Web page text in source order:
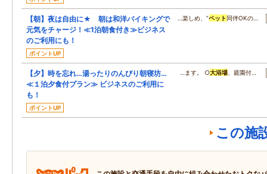
【朝】夜は自由に★ 朝は和洋バイキングで
元気をチャージ！≪1泊朝食付き≫ビジネス
のご利用にも！
ポイントUP
…楽しめ、”ペット 同伴OKの…
【夕】時を忘れ…湯ったりのんびり朝寝坊…
≪１泊夕食付プラン≫ ビジネスのご利用に
も！
ポイントUP
…ます。 ○大浴場 、庭園付…
この施